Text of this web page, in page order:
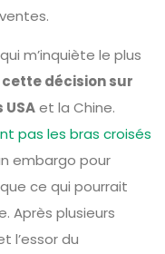
m’inquiète le plus
décision sur
et la Chine.
pas les bras croisés
embargo pour
ce qui pourrait
Après plusieurs
l’essor du